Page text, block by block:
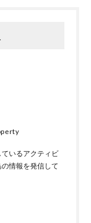
いるアクティビ
情報を発信して